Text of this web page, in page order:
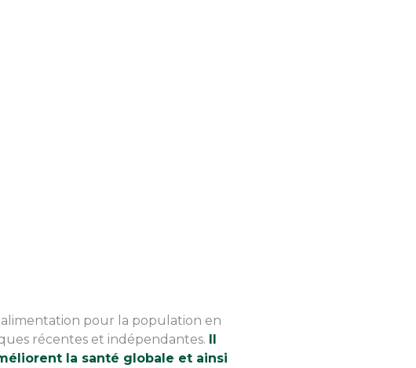
alimentation pour la population en
récentes et indépendantes. Il
la santé globale et ainsi